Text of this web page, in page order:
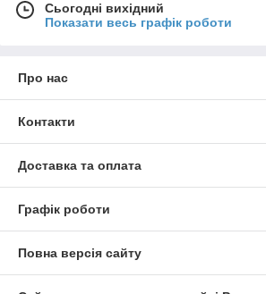
Сьогодні вихідний
Показати весь графік роботи
Про нас
Контакти
Доставка та оплата
Графік роботи
Повна версія сайту